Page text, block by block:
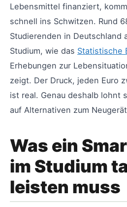
Lebensmittel finanziert,
schnell ins Schwitzen. Rund
Studierenden in Deutschland
Studium, wie das Statistische
Erhebungen zur
zeigt. Der Druck, jeden Euro
ist real. Genau deshalb lohnt
auf Alternativen zum
Was ein
im Studium
leisten muss